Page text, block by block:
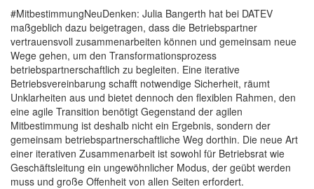
#MitbestimmungNeuDenken: Julia Bangerth hat bei DATEV
maßgeblich dazu beigetragen, dass die Betriebspartner
vertrauensvoll zusammenarbeiten können und gemeinsam neue
Wege gehen, um den Transformationsprozess
betriebspartnerschaftlich zu begleiten. Eine iterative
Betriebsvereinbarung schafft notwendige Sicherheit, räumt
Unklarheiten aus und bietet dennoch den flexiblen Rahmen, den
eine agile Transition benötigt Gegenstand der agilen
Mitbestimmung ist deshalb nicht ein Ergebnis, sondern der
gemeinsam betriebspartnerschaftliche Weg dorthin. Die neue Art
einer iterativen Zusammenarbeit ist sowohl für Betriebsrat wie
Geschäftsleitung ein ungewöhnlicher Modus, der geübt werden
muss und große Offenheit von allen Seiten erfordert.